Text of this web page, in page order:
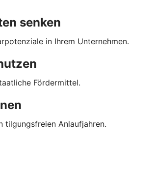
senken
in Ihrem Unternehmen.
Fördermittel.
tilgungsfreien Anlaufjahren.